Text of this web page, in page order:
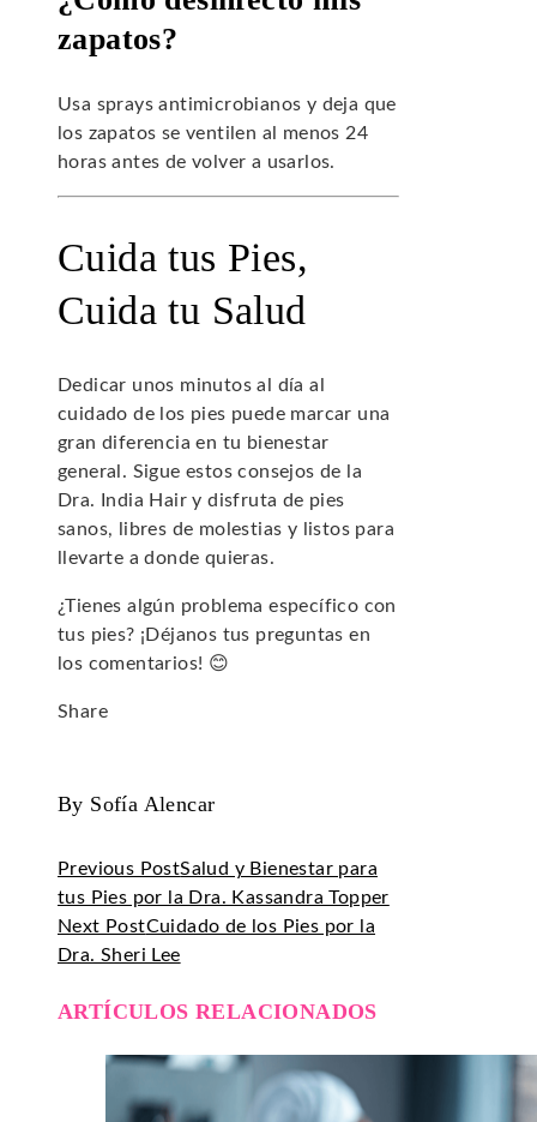
zapatos?
Usa sprays antimicrobianos y deja que
los zapatos se ventilen al menos 24
horas antes de volver a usarlos.
Cuida tus Pies,
Cuida tu Salud
Dedicar unos minutos al día al
cuidado de los pies puede marcar una
gran diferencia en tu bienestar
general. Sigue estos consejos de la
Dra. India Hair y disfruta de pies
sanos, libres de molestias y listos para
llevarte a donde quieras.
¿Tienes algún problema específico con
tus pies? ¡Déjanos tus preguntas en
los comentarios! 😊
Share
By Sofía Alencar
Previous PostSalud y Bienestar para
tus Pies por la Dra. Kassandra Topper
Next PostCuidado de los Pies por la
Dra. Sheri Lee
ARTÍCULOS RELACIONADOS